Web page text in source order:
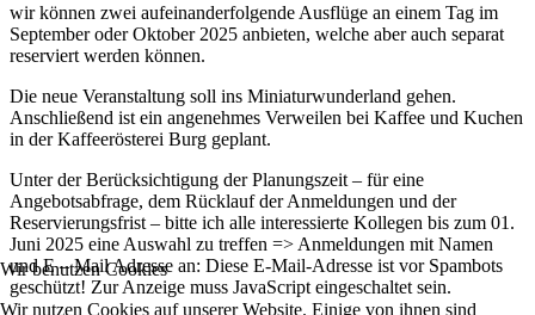
wir können zwei aufeinanderfolgende Ausflüge an einem Tag im
September oder Oktober 2025 anbieten, welche aber auch separat
reserviert werden können.
Die neue Veranstaltung soll ins Miniaturwunderland gehen.
Anschließend ist ein angenehmes Verweilen bei Kaffee und Kuchen
in der Kaffeerösterei Burg geplant.
Unter der Berücksichtigung der Planungszeit – für eine
Angebotsabfrage, dem Rücklauf der Anmeldungen und der
Reservierungsfrist – bitte ich alle interessierte Kollegen bis zum 01.
Juni 2025 eine Auswahl zu treffen => Anmeldungen mit Namen
und E – Mail Adresse an: Diese E-Mail-Adresse ist vor Spambots
geschützt! Zur Anzeige muss JavaScript eingeschaltet sein.
Wir benutzen Cookies
Wir nutzen Cookies auf unserer Website. Einige von ihnen sind